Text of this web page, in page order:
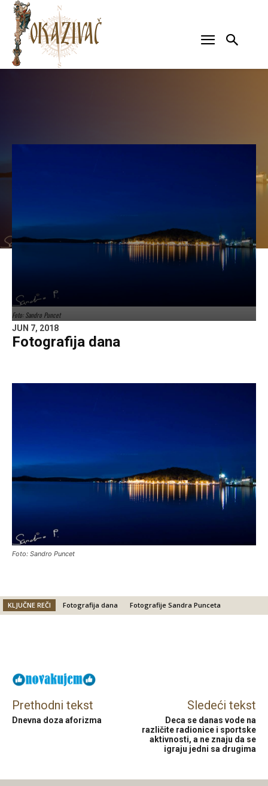
Foto: Sandro Puncet
JUN 7, 2018
Fotografija dana
Foto: Sandro Puncet
KLJUČNE REČI Fotografija dana Fotografije Sandra Punceta
Prethodni tekst
Dnevna doza aforizma
Sledeći tekst
Deca se danas vode na
različite radionice i sportske
aktivnosti, a ne znaju da se
igraju jedni sa drugima